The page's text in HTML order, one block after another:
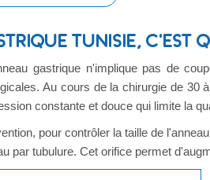
TUNISIE, C'EST
gastrique n'implique pas de
Au cours de la chirurgie de 30
constante et douce qui limite la
pour contrôler la taille de
par tubulure. Cet orifice permet